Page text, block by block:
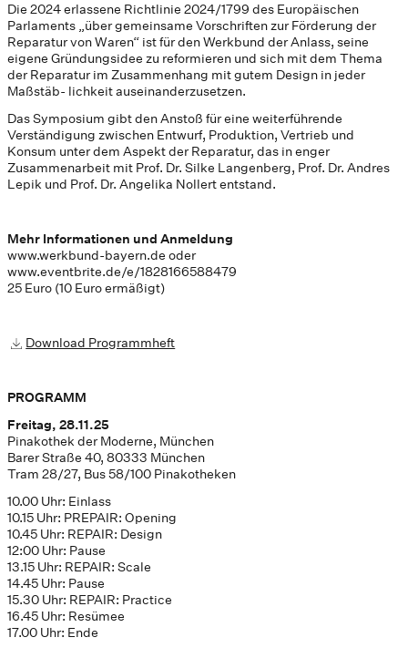
Die 2024 erlassene Richtlinie 2024/1799 des Europäischen
Parlaments „über gemeinsame Vorschriften zur Förderung der
Reparatur von Waren“ ist für den Werkbund der Anlass, seine
eigene Gründungsidee zu reformieren und sich mit dem Thema
der Reparatur im Zusammenhang mit gutem Design in jeder
Maßstäb- lichkeit auseinanderzusetzen.
Das Symposium gibt den Anstoß für eine weiterführende
Verständigung zwischen Entwurf, Produktion, Vertrieb und
Konsum unter dem Aspekt der Reparatur, das in enger
Zusammenarbeit mit Prof. Dr. Silke Langenberg, Prof. Dr. Andres
Lepik und Prof. Dr. Angelika Nollert entstand.
Mehr Informationen und Anmeldung
www.werkbund-bayern.de oder
www.eventbrite.de/e/1828166588479
25 Euro (10 Euro ermäßigt)
Download Programmheft
PROGRAMM
Freitag, 28.11.25
Pinakothek der Moderne, München
Barer Straße 40, 80333 München
Tram 28/27, Bus 58/100 Pinakotheken
10.00 Uhr: Einlass
10.15 Uhr: PREPAIR: Opening
10.45 Uhr: REPAIR: Design
12:00 Uhr: Pause
13.15 Uhr: REPAIR: Scale
14.45 Uhr: Pause
15.30 Uhr: REPAIR: Practice
16.45 Uhr: Resümee
17.00 Uhr: Ende